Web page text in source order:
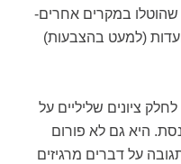
שהוטלו במקרים אחרים-
(למעט בהצבעות)
ציונים שליליים על
היא גם לא פורום
על דברים מרגיזים